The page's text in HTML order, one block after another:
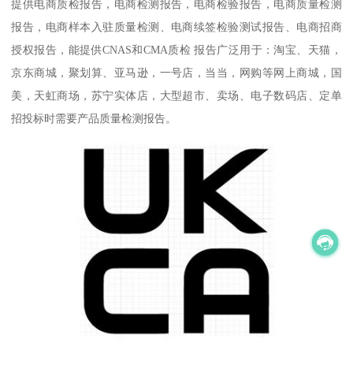
提供电商质检报告，电商检测报告，电商检验报告，电商质量检测
报告，电商样本入驻质量检测、电商续签检验测试报告、电商招商
授权报告，能提供CNAS和CMA质检 报告广泛用于：淘宝、天猫，
京东商城，聚划算、亚马逊，一号店，当当，网购等网上商城，国
美，天虹商场，苏宁实体店，大型超市、卖场、电子数码店、定单
招投标时需要产品质量检测报告。